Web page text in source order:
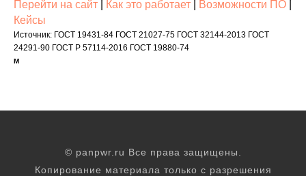
Перейти на сайт Как это работает Возможности ПО
Кейсы
Источник: ГОСТ 19431-84 ГОСТ 21027-75 ГОСТ 32144-2013 ГОСТ
24291-90 ГОСТ Р 57114-2016 ГОСТ 19880-74
М
© panpwr.ru Все права защищены.
Копирование материала только с разрешения